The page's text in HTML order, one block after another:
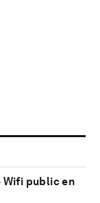
public en